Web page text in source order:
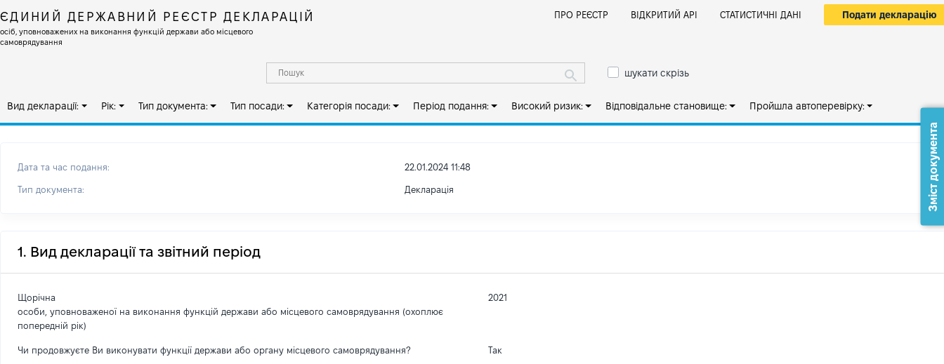
ЄДИНИЙ ДЕРЖАВНИЙ РЕЄСТР ДЕКЛАРАЦІЙ
осіб, уповноважених на виконання функцій держави або місцевого
самоврядування
ПРО РЕЄСТР ВІДКРИТИЙ АРІ СТАТИСТИЧНІ ДАНІ Подати декларацію
шукати скрізь
Вид декларації: Рік: Тип документа: Тип посади: Категорія посади: Період подання: Високий ризик: Відповідальне становище: Пройшла автоперевірку:
Дата та час подання: 22.01.2024 11:48
Тип документа: Декларація
1. Вид декларації та звітний період
Щорічна
особи, уповноваженої на виконання функцій держави або місцевого самоврядування (охоплює
попередній рік)
2021
Чи продовжуєте Ви виконувати функції держави або органу місцевого самоврядування? Так
Зміст документа